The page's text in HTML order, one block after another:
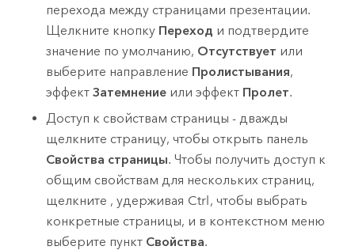
перехода между страницами презентации.
Щелкните кнопку Переход и подтвердите
значение по умолчанию, Отсутствует или
выберите направление Пролистывания,
эффектЗатемнение или эффект Пролет.
Доступ к свойствам страницы - дважды
щелкните страницу, чтобы открыть панель
Свойства страницы. Чтобы получить доступ к
общим свойствам для нескольких страниц,
щелкните , удерживая Ctrl, чтобы выбрать
конкретные страницы, и в контекстном меню
выберите пункт Свойства.